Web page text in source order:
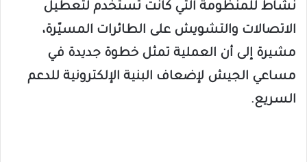
نشاط للمنظومة التي كانت تُستخدم لتعطيل
الاتصالات والتشويش على الطائرات المسيّرة،
مشيرة إلى أن العملية تمثل خطوة جديدة في
مساعي الجيش لإضعاف البنية الإلكترونية للدعم
السريع.